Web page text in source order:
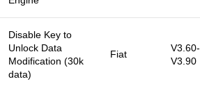
Disable Key to
Unlock Data
Modification (30k
data)
Fiat
V3.60-
V3.90